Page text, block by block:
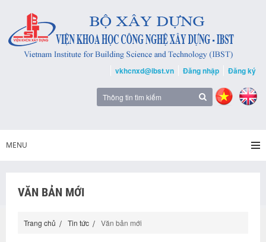
vkhcnxd@ibst.vn Đăng nhập Đăng ký
MENU
VĂN BẢN MỚI
Trang chủ Tin tức Văn bản mới